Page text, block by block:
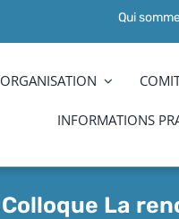
Qui
INFORMATIONS
La